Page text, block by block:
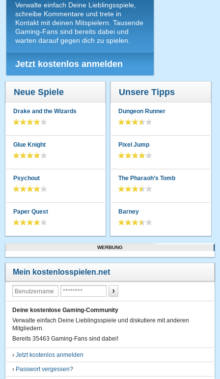
Verwalte einfach Deine Lieblingsspiele,
schreibe Kommentare und trete in
Kontakt mit deinen Mitspielern. Tausende
Gaming-Fans sind bereits dabei und
warten darauf gegen dich zu spielen.
Jetzt kostenlos anmelden
Neue Spiele
Drake and the Wizards
Glue Knight
Psychout
Paper Quest
Unsere Tipps
Dungeon Runner
Pixel Jump
The Pharaoh’s Tomb
Barney
WERBUNG
Mein kostenlosspielen.net
Deine kostenlose Gaming-Community
Verwalte einfach Deine Lieblingsspiele und diskutiere mit anderen
Mitgliedern.
Bereits 35463 Gaming-Fans sind dabei!
›Jetzt kostenlos anmelden
› Passwort vergessen?